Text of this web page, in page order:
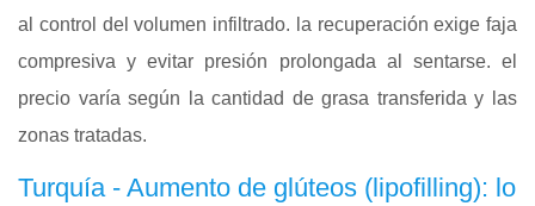
al control del volumen infiltrado. la recuperación exige faja
compresiva y evitar presión prolongada al sentarse. el
precio varía según la cantidad de grasa transferida y las
zonas tratadas.
Turquía - Aumento de glúteos (lipofilling): lo